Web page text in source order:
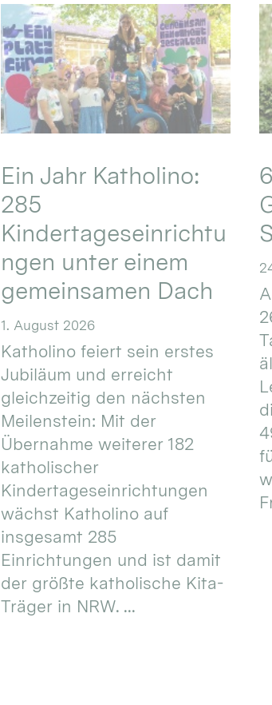
Ein Jahr Katholino:
285
Kindertageseinrichtu
ngen unter einem
gemeinsamen Dach
1. August 2026
Katholino feiert sein erstes
Jubiläum und erreicht
gleichzeitig den nächsten
Meilenstein: Mit der
Übernahme weiterer 182
katholischer
Kindertageseinrichtungen
wächst Katholino auf
insgesamt 285
Einrichtungen und ist damit
der größte katholische Kita-
Träger in NRW. ...